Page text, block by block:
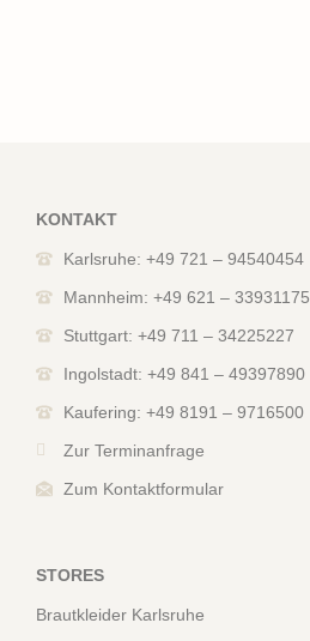
KONTAKT
Karlsruhe: +49 721 – 94540454
Mannheim: +49 621 – 33931175
Stuttgart: +49 711 – 34225227
Ingolstadt: +49 841 – 49397890
Kaufering: +49 8191 – 9716500
Zur Terminanfrage
Zum Kontaktformular
STORES
Brautkleider Karlsruhe